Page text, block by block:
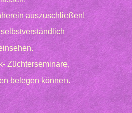
auszuschließen!
Züchterseminare,
belegen können.